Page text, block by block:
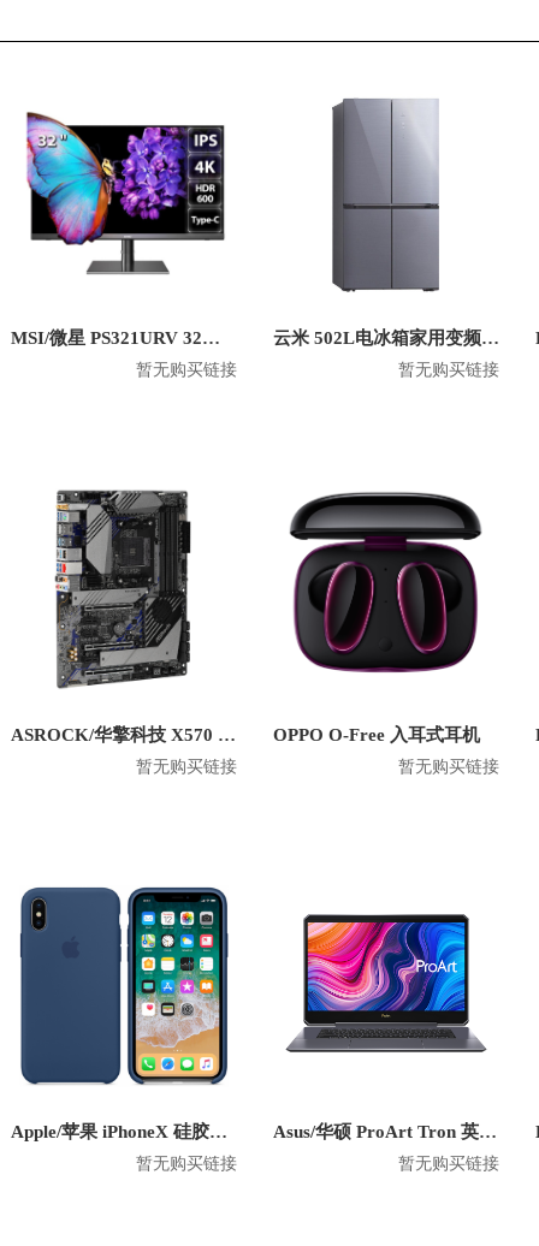
MSI/微星 PS321URV 32英寸4K显示屏
暂无购买链接
云米 502L电冰箱家用变频十字对开门双开门风冷无霜 BCD-502WGSA
暂无购买链接
ASROCK/华擎科技 X570 Creator 主板
暂无购买链接
OPPO O-Free 入耳式耳机
暂无购买链接
Apple/苹果 iPhoneX 硅胶防摔手机壳
暂无购买链接
Asus/华硕 ProArt Tron 英特尔版 2020款 15.6英寸笔记本
暂无购买链接